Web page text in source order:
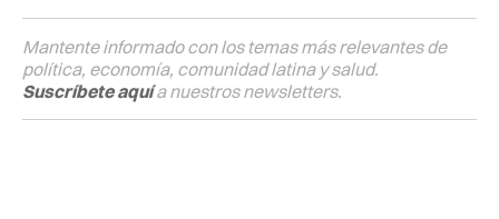
Mantente informado con los temas más relevantes de
política, economía, comunidad latina y salud.
Suscríbete aquía nuestros newsletters.